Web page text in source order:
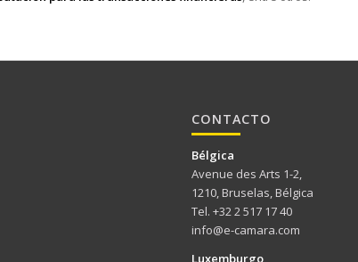
CONTACTO
Bélgica
Avenue des Arts 1-2,
1210, Bruselas, Bélgica
Tel. +32 2 517 17 40
info@e-camara.com
Luxemburgo